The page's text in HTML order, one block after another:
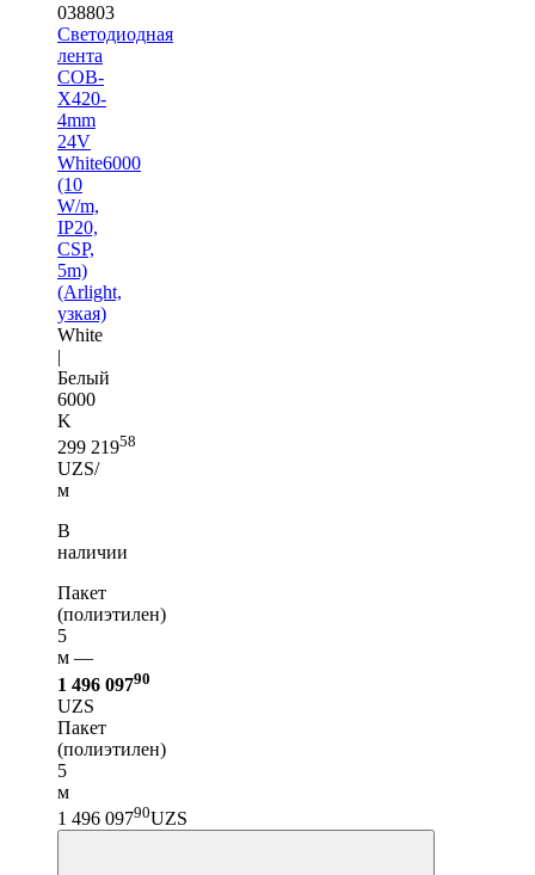
038803
Светодиодная
лента
COB-
X420-
4mm
24V
White6000
(10
W/m,
IP20,
CSP,
5m)
(Arlight,
узкая)
White
|
Белый
6000
K
299 21958
UZS/
м
В
наличии
Пакет
(полиэтилен)
5
м —
1 496 09790
UZS
Пакет
(полиэтилен)
5
м
1 496 09790UZS